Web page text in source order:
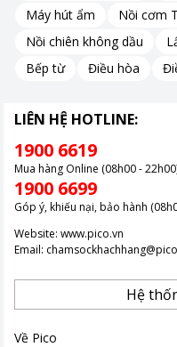
Máy hút ẩm
Nồi cơm
Nồi chiên không dầu
Bếp từ
Điều hòa
LIÊN HỆ HOTLINE:
1900 6619
Mua hàng Online (08h00 -
1900 6699
Góp ý, khiếu nại, bảo hành
Website: www.pico.vn
Email:
Hệ
Về Pico